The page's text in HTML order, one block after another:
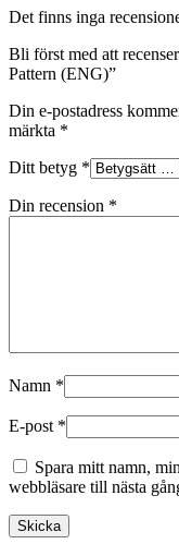
Det finns inga
Bli först med att
Pattern (ENG)”
Din e-postadress
märkta *
Ditt betyg *
Din recension *
Namn *
E-post *
Spara mitt namn,
webbläsare till nästa